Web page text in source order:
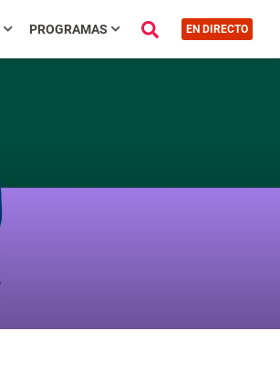
PROGRAMAS EN DIRECTO